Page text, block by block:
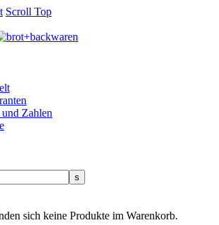
Scroll Top
Zahlen
sich keine Produkte im Warenkorb.